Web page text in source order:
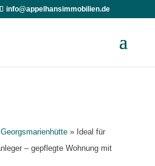
info@appelhansimmobilien.de
Georgsmarienhütte» Ideal für
– gepflegte Wohnung mit